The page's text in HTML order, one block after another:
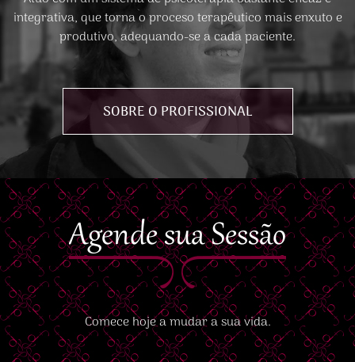
integrativa, que torna o proceso terapêutico mais enxuto e
produtivo, adequando-se a cada paciente.
SOBRE O PROFISSIONAL
Agende sua Sessão
Comece hoje a mudar a sua vida.